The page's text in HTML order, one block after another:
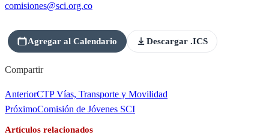
comisiones@sci.org.co
Agregar al Calendario Descargar .ICS
Compartir
AnteriorCTP Vías, Transporte y Movilidad
PróximoComisión de Jóvenes SCI
Artículos relacionados